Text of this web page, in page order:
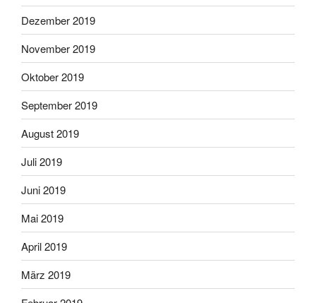
Dezember 2019
November 2019
Oktober 2019
September 2019
August 2019
Juli 2019
Juni 2019
Mai 2019
April 2019
März 2019